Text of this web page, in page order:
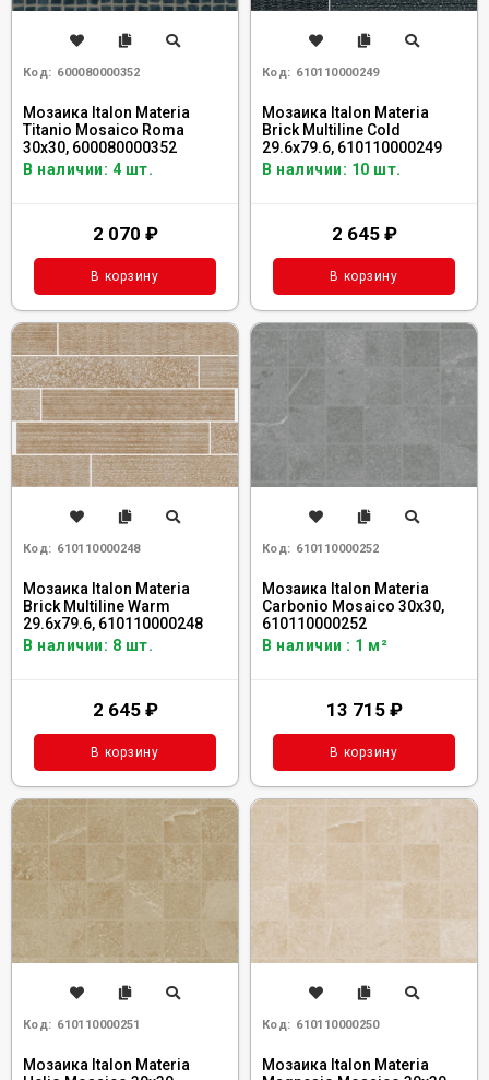
Код: 600080000352
Мозаика Italon Materia
Titanio Mosaico Roma
30x30, 600080000352
В наличии: 4 шт.
2 070 ₽
В корзину
Код: 610110000249
Мозаика Italon Materia
Brick Multiline Cold
29.6x79.6, 610110000249
В наличии: 10 шт.
2 645 ₽
В корзину
Код: 610110000248
Мозаика Italon Materia
Brick Multiline Warm
29.6x79.6, 610110000248
В наличии: 8 шт.
2 645 ₽
В корзину
Код: 610110000252
Мозаика Italon Materia
Carbonio Mosaico 30x30,
610110000252
В наличии : 1 м²
13 715 ₽
В корзину
Код: 610110000251
Мозаика Italon Materia
Код: 610110000250
Мозаика Italon Materia